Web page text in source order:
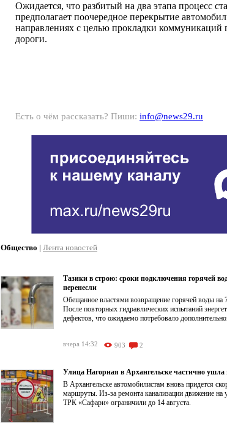
Ожидается, что разбитый на два этапа процесс
предполагает поочередное перекрытие
направлениях с целью прокладки коммуникаций
дороги.
Есть о чём рассказать? Пиши: info@news29.ru
Общество | Лента новостей
Тазики в строю: сроки подключения горячей
перенесли
Обещанное властями возвращение горячей воды на 7
После повторных гидравлических испытаний
дефектов, что ожидаемо потребовало
вчера 14:32 903 2
Улица Нагорная в Архангельске частично ушла
В Архангельске автомобилистам вновь придется
маршруты. Из-за ремонта канализации движение на
ТРК «Сафари» ограничили до 14 августа.